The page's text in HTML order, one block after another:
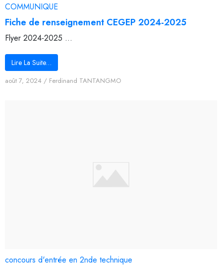
COMMUNIQUE
Fiche de renseignement CEGEP 2024-2025
Flyer 2024-2025 ...
Lire La Suite…
août 7, 2024 / Ferdinand TANTANGMO
concours d'entrée en 2nde technique